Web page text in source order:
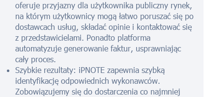
oferuje przyjazny dla użytkownika publiczny rynek,
na którym użytkownicy mogą łatwo poruszać się po
dostawcach usług, składać opinie i kontaktować się
z przedstawicielami. Ponadto platforma
automatyzuje generowanie faktur, usprawniając
cały proces.
Szybkie rezultaty: iPNOTE zapewnia szybką
identyfikację odpowiednich wykonawców.
Zobowiązujemy się do dostarczenia co najmniej